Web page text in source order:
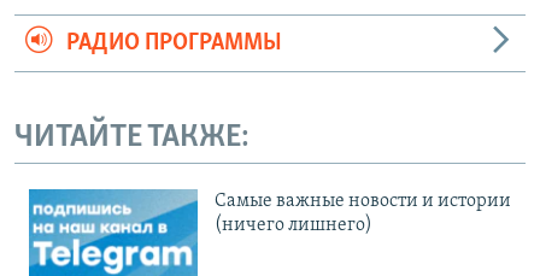
РАДИО ПРОГРАММЫ
ЧИТАЙТЕ ТАКЖЕ:
Cамые важные новости и истории
(ничего лишнего)